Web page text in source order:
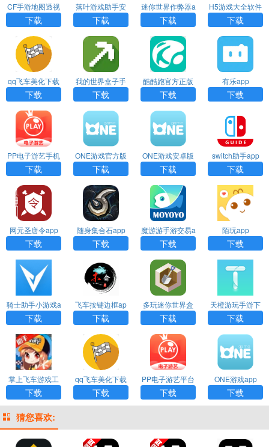
CF手游地图透视
辅助(免ROOT)
安卓版app
下载
落叶游戏助手安
卓版app
下载
迷你世界作弊器a
pp
下载
H5游戏大全软件
下载app
下载
qq飞车美化下载
app
下载
我的世界盒子手
机版下载app
下载
酷酷跑官方正版
下载app
下载
有乐app
下载
PP电子游艺手机
版下载app
下载
ONE游戏官方版
app
下载
ONE游戏安卓版
下载app
下载
switch助手app
下载
网元圣唐令app
下载
随身集合石app
下载
魔游游手游交易a
pp
下载
陌玩app
下载
骑士助手小游戏a
pp下载
下载
飞车按键边框ap
p安卓版
下载
多玩迷你世界盒
子app安卓版
下载
天橙游玩手游下
载app
下载
掌上飞车游戏工
具app
下载
qq飞车美化下载
app
下载
PP电子游艺平台
下载app
下载
ONE游戏app
下载
猜您喜欢: